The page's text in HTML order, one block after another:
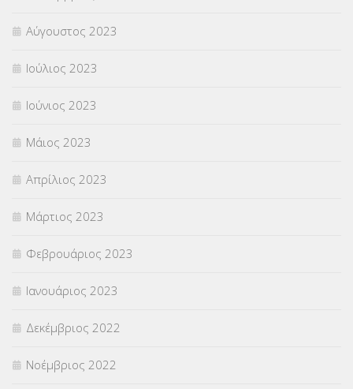
Αύγουστος 2023
Ιούλιος 2023
Ιούνιος 2023
Μάιος 2023
Απρίλιος 2023
Μάρτιος 2023
Φεβρουάριος 2023
Ιανουάριος 2023
Δεκέμβριος 2022
Νοέμβριος 2022